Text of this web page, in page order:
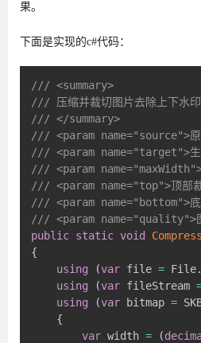
果。
下面是实现的c#代码：
/// <summary>
/// 压缩并裁切图片去除上下水印
/// </summary>
/// <param name="source">原
/// <param name="target">生
/// <param name="maxWidth">
/// <param name="top">顶部
/// <param name="bottom">底
/// <param name="quality">
public static void
{
using
(var file = File.
using
(var fileStream
using
(var bitmap =
{
var width = (